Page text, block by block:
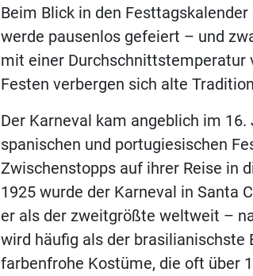
Beim Blick in den
werde pausenlos gefeiert – und
mit einer Durchschnittstemperatur
Festen verbergen sich alte
Der Karneval kam angeblich im
spanischen und portugiesischen
Zwischenstopps auf ihrer Reise in
1925 wurde der Karneval in Santa
er als der zweitgrößte weltweit –
wird häufig als der brasilianischste
farbenfrohe Kostüme, die oft über